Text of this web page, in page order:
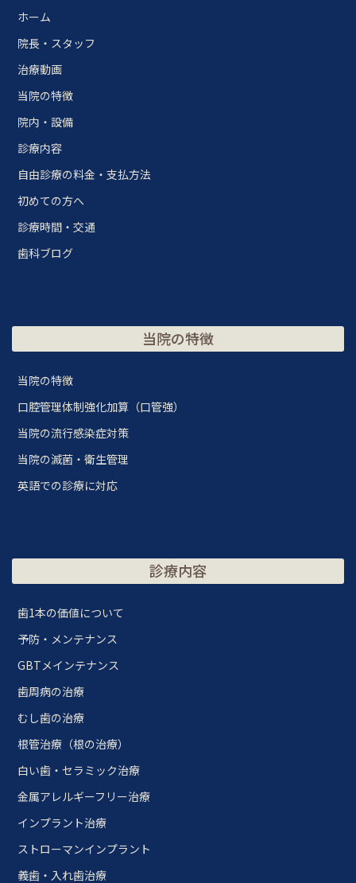
ホーム
院長・スタッフ
治療動画
当院の特徴
院内・設備
診療内容
自由診療の料金・支払方法
初めての方へ
診療時間・交通
歯科ブログ
当院の特徴
当院の特徴
口腔管理体制強化加算（口管強）
当院の流行感染症対策
当院の滅菌・衛生管理
英語での診療に対応
診療内容
歯1本の価値について
予防・メンテナンス
GBTメインテナンス
歯周病の治療
むし歯の治療
根管治療（根の治療）
白い歯・セラミック治療
金属アレルギーフリー治療
インプラント治療
ストローマンインプラント
義歯・入れ歯治療